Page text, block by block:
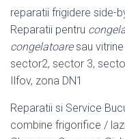
reparatii frigidere side-
Reparatii pentru
congelatoaresau
sector2, sector 3,
Ilfov, zona DN1
Reparatii si Service
combine frigorifice /